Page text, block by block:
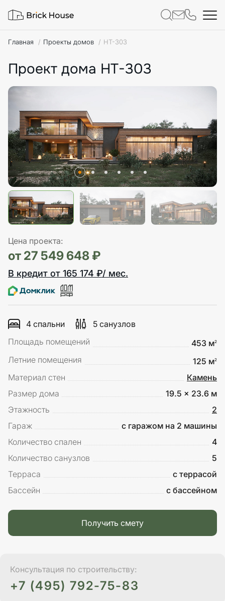
Главная Проекты домов HT-303
Проект дома HT-303
Цена проекта:
от 27 549 648 ₽
В кредит от 165 174 ₽/ мес.
4 спальни
5 санузлов
Площадь помещений
453 м2
Летние помещения 125 м2
Материал стен
Камень
Размер дома
19.5 x 23.6 м
Этажность
2
Гараж
с гаражом на 2 машины
Количество спален
4
Количество санузлов
5
Терраса
с террасой
Бассейн
с бассейном
Получить смету
Консультация по строительству:
+7 (495) 792-75-83